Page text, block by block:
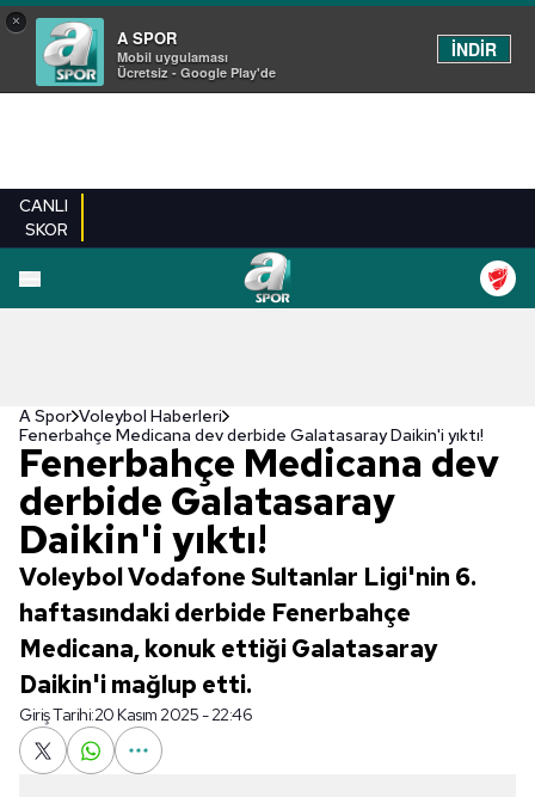
×
A SPOR
Mobil uygulaması
Ücretsiz - Google Play'de
İNDİR
CANLI
SKOR
A Spor Voleybol Haberleri
Fenerbahçe Medicana dev derbide Galatasaray Daikin'i yıktı!
Fenerbahçe Medicana dev
derbide Galatasaray
Daikin'i yıktı!
Voleybol Vodafone Sultanlar Ligi'nin 6.
haftasındaki derbide Fenerbahçe
Medicana, konuk ettiği Galatasaray
Daikin'i mağlup etti.
Giriş Tarihi:20 Kasım 2025 - 22:46